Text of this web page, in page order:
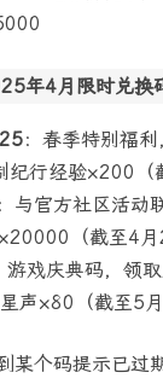
年4月限时兑换
：春季特别福
纪行经验×200（
：与官方社区活动
（截至4月
游戏庆典码，领
星声×80（截至5月
某个码提示已过